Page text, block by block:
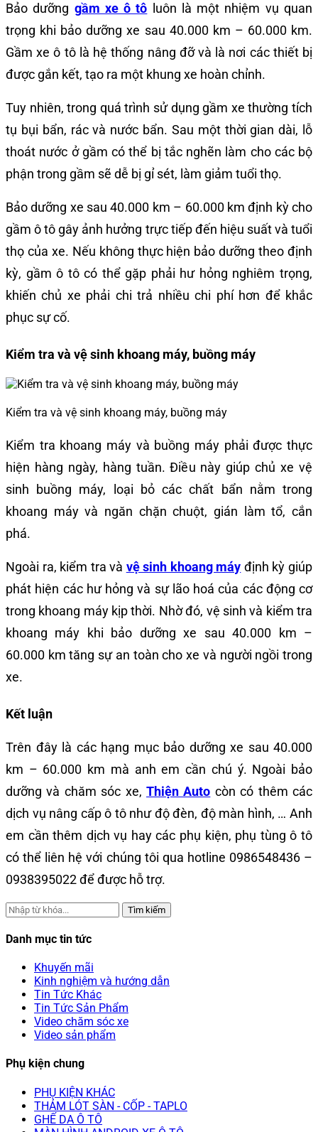
Bảo dưỡng gầm xe ô tô luôn là một nhiệm vụ quan
trọng khi bảo dưỡng xe sau 40.000 km – 60.000 km.
Gầm xe ô tô là hệ thống nâng đỡ và là nơi các thiết bị
được gắn kết, tạo ra một khung xe hoàn chỉnh.
Tuy nhiên, trong quá trình sử dụng gầm xe thường tích
tụ bụi bẩn, rác và nước bẩn. Sau một thời gian dài, lỗ
thoát nước ở gầm có thể bị tắc nghẽn làm cho các bộ
phận trong gầm sẽ dễ bị gỉ sét, làm giảm tuổi thọ.
Bảo dưỡng xe sau 40.000 km – 60.000 km định kỳ cho
gầm ô tô gây ảnh hưởng trực tiếp đến hiệu suất và tuổi
thọ của xe. Nếu không thực hiện bảo dưỡng theo định
kỳ, gầm ô tô có thể gặp phải hư hỏng nghiêm trọng,
khiến chủ xe phải chi trả nhiều chi phí hơn để khắc
phục sự cố.
Kiểm tra và vệ sinh khoang máy, buồng máy
Kiểm tra và vệ sinh khoang máy, buồng máy
Kiểm tra khoang máy và buồng máy phải được thực
hiện hàng ngày, hàng tuần. Điều này giúp chủ xe vệ
sinh buồng máy, loại bỏ các chất bẩn nằm trong
khoang máy và ngăn chặn chuột, gián làm tổ, cắn
phá.
Ngoài ra, kiểm tra và vệ sinh khoang máy định kỳ giúp
phát hiện các hư hỏng và sự lão hoá của các động cơ
trong khoang máy kịp thời. Nhờ đó, vệ sinh và kiểm tra
khoang máy khi bảo dưỡng xe sau 40.000 km –
60.000 km tăng sự an toàn cho xe và người ngồi trong
xe.
Kết luận
Trên đây là các hạng mục bảo dưỡng xe sau 40.000
km – 60.000 km mà anh em cần chú ý. Ngoài bảo
dưỡng và chăm sóc xe, Thiện Auto còn có thêm các
dịch vụ nâng cấp ô tô như độ đèn, độ màn hình, … Anh
em cần thêm dịch vụ hay các phụ kiện, phụ tùng ô tô
có thể liên hệ với chúng tôi qua hotline 0986548436 –
0938395022 để được hỗ trợ.
Tìm kiếm
Danh mục tin tức
Khuyến mãi
Kinh nghiệm và hướng dẫn
Tin Tức Khác
Tin Tức Sản Phẩm
Video chăm sóc xe
Video sản phẩm
Phụ kiện chung
PHỤ KIỆN KHÁC
THẢM LÓT SÀN - CỐP - TAPLO
GHẾ DA Ô TÔ